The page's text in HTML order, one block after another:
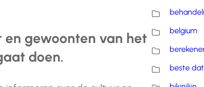
gewoonten van het
doen.
belgium
beste